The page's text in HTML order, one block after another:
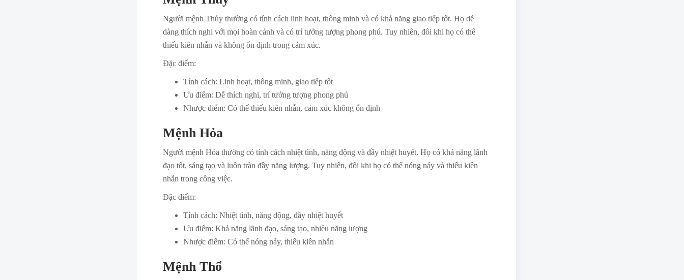
Người mệnh Thủy thường có tính cách linh hoạt, thông minh và có khả năng giao tiếp tốt. Họ dễ
dàng thích nghi với mọi hoàn cảnh và có trí tưởng tượng phong phú. Tuy nhiên, đôi khi họ có thể
thiếu kiên nhẫn và không ổn định trong cảm xúc.
Đặc điểm:
Tính cách: Linh hoạt, thông minh, giao tiếp tốt
Ưu điểm: Dễ thích nghi, trí tưởng tượng phong phú
Nhược điểm: Có thể thiếu kiên nhẫn, cảm xúc không ổn định
Mệnh Hỏa
Người mệnh Hỏa thường có tính cách nhiệt tình, năng động và đầy nhiệt huyết. Họ có khả năng lãnh
đạo tốt, sáng tạo và luôn tràn đầy năng lượng. Tuy nhiên, đôi khi họ có thể nóng nảy và thiếu kiên
nhẫn trong công việc.
Đặc điểm:
Tính cách: Nhiệt tình, năng động, đầy nhiệt huyết
Ưu điểm: Khả năng lãnh đạo, sáng tạo, nhiều năng lượng
Nhược điểm: Có thể nóng nảy, thiếu kiên nhẫn
Mệnh Thổ